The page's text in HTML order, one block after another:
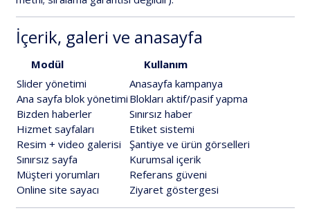
İçerik, galeri ve anasayfa
Modül
Kullanım
Slider yönetimi
Anasayfa kampanya
Ana sayfa blok yönetimi Blokları aktif/pasifyapma
Bizden haberler
Sınırsız haber
Hizmet sayfaları
Etiket sistemi
Resim + video galerisi
Şantiye ve ürün görselleri
Sınırsız sayfa
Kurumsal içerik
Müşteri yorumları
Referans güveni
Online site sayacı
Ziyaret göstergesi